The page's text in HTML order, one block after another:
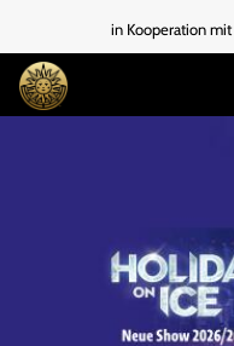
in Kooperation mit